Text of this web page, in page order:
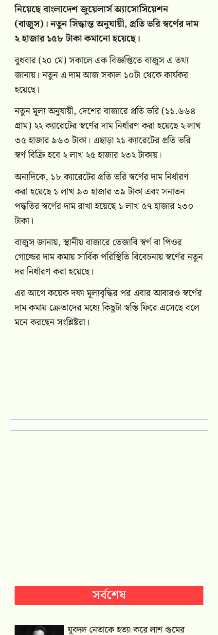
নিয়েছে বাংলাদেশ জুয়েলার্স অ্যাসোসিয়েশন
(বাজুস)। নতুন সিদ্ধান্ত অনুযায়ী, প্রতি ভরি স্বর্ণের দাম
২ হাজার ১৫৮ টাকা কমানো হয়েছে।
বুধবার (২০ মে) সকালে এক বিজ্ঞপ্তিতে বাজুস এ তথ্য
জানায়। নতুন এ দাম আজ সকাল ১০টা থেকে কার্যকর
হয়েছে।
নতুন মূল্য অনুযায়ী, দেশের বাজারে প্রতি ভরি (১১.৬৬৪
গ্রাম) ২২ ক্যারেটের স্বর্ণের দাম নির্ধারণ করা হয়েছে ২ লাখ
৩৫ হাজার ৯৬৩ টাকা। এছাড়া ২১ ক্যারেটের প্রতি ভরি
স্বর্ণ বিক্রি হবে ২ লাখ ২৫ হাজার ২৩২ টাকায়।
অন্যদিকে, ১৮ ক্যারেটের প্রতি ভরি স্বর্ণের দাম নির্ধারণ
করা হয়েছে ১ লাখ ৯৩ হাজার ৩৯ টাকা এবং সনাতন
পদ্ধতির স্বর্ণের দাম রাখা হয়েছে ১ লাখ ৫৭ হাজার ২৩০
টাকা।
বাজুস জানায়, স্থানীয় বাজারে তেজাবি স্বর্ণ বা পিওর
গোল্ডের দাম কমায় সার্বিক পরিস্থিতি বিবেচনায় স্বর্ণের নতুন
দর নির্ধারণ করা হয়েছে।
এর আগে কয়েক দফা মূল্যবৃদ্ধির পর এবার আবারও স্বর্ণের
দাম কমায় ক্রেতাদের মধ্যে কিছুটা স্বস্তি ফিরে এসেছে বলে
মনে করছেন সংশ্লিষ্টরা।
সর্বশেষ
যুবদল নেতাকে হত্যা করে লাশ গুমের